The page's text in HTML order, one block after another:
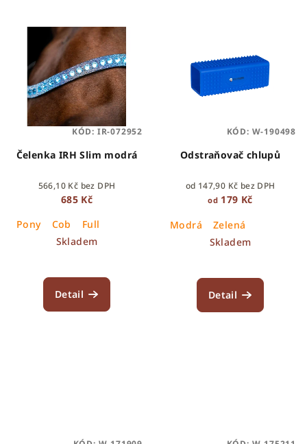
Čelenka IRH Slim modrá
566,10 Kč bez DPH
685 Kč
Pony
Cob
Full
Skladem
Detail
KÓD: IR-072952
Odstraňovač chlupů
od 147,90 Kč bez DPH
od 179 Kč
Modrá
Zelená
Skladem
Detail
KÓD: W-190498